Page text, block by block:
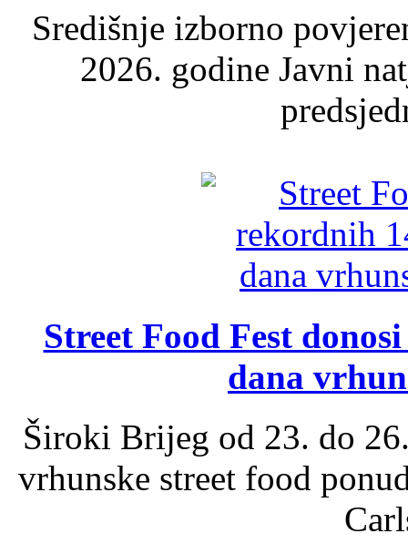
Središnje izborno
2026. godine Javni
Street Food Fest
dana
Široki Brijeg od 23. do
vrhunske street food